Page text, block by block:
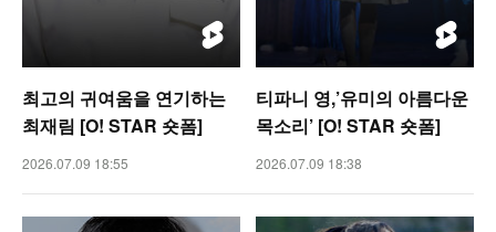
최고의 귀여움을 연기하는
최재림 [O! STAR 숏폼]
2026.07.09 18:55
티파니 영,’유미의 아름다운
목소리’ [O! STAR 숏폼]
2026.07.09 18:38